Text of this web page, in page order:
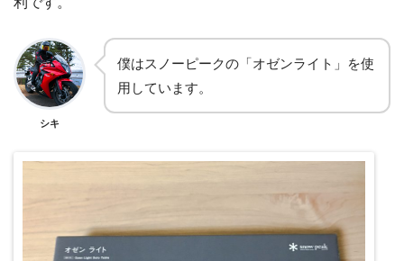
シキ
僕はスノーピークの「オゼンライト」を使
用しています。